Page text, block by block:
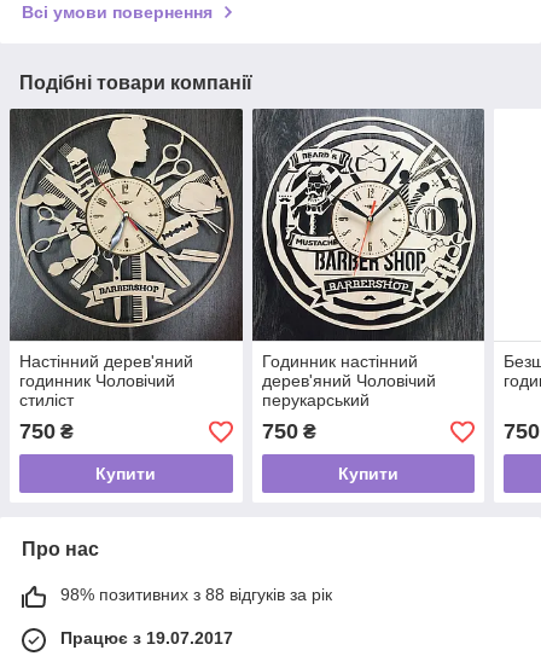
Всі умови повернення
Подібні товари компанії
Настінний дерев'яний
годинник Чоловічий
стиліст
750 ₴
Купити
Годинник настінний
дерев'яний Чоловічий
перукарський
750₴
Купити
750
Про нас
98% позитивних з 88 відгуків за рік
Працює з 19.07.2017